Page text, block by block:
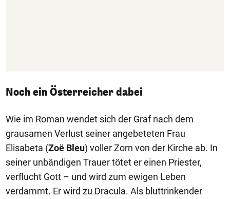
Noch ein Österreicher dabei
Wie im Roman wendet sich der Graf nach dem
grausamen Verlust seiner angebeteten Frau
Elisabeta (Zoë Bleu) voller Zorn von der Kirche ab. In
seiner unbändigen Trauer tötet er einen Priester,
verflucht Gott – und wird zum ewigen Leben
verdammt. Er wird zu Dracula. Als bluttrinkender